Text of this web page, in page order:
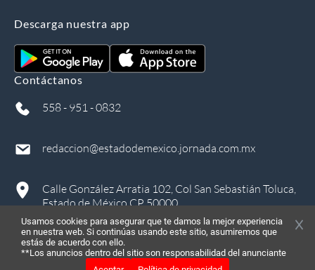
Descarga nuestra app
Contáctanos
558 - 951 - 0832
redaccion@estadodemexico.jornada.com.mx
Calle González Arratia 102, Col San Sebastián Toluca,
Estado de México CP 50000
Usamos cookies para asegurar que te damos la mejor experiencia
en nuestra web. Si continúas usando este sitio, asumiremos que
estás de acuerdo con ello.
**Los anuncios dentro del sitio son responsabilidad del anunciante